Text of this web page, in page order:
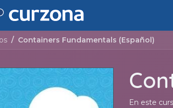
Containers Fundamentals (Español)
En este